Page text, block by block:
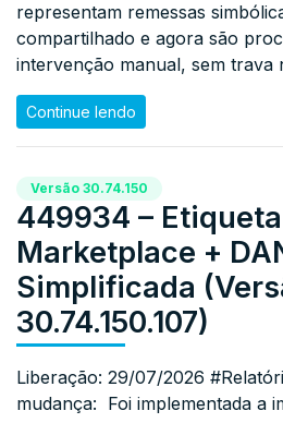
representam remessas
compartilhado e agora são
intervenção manual, sem trava
Continue lendo
Versão 30.74.150
449934 –
Marketplace +
Simplificada
30.74.150.107)
Liberação: 29/07/2026
mudança: Foi implementada a